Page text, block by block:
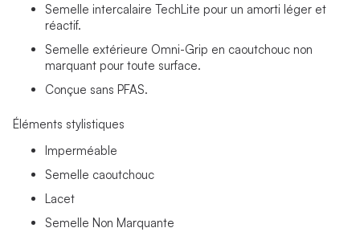
Semelle intercalaire TechLite pour un amorti léger et
réactif.
Semelle extérieure Omni-Grip en caoutchouc non
marquant pour toute surface.
Conçue sans PFAS.
Éléments stylistiques
Imperméable
Semelle caoutchouc
Lacet
Semelle Non Marquante